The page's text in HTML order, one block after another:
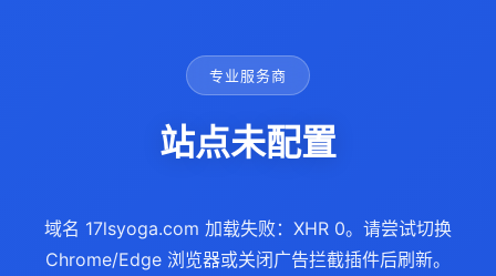
专业服务商
站点未配置
域名 17lsyoga.com 加载失败：XHR 0。请尝试切换
Chrome/Edge 浏览器或关闭广告拦截插件后刷新。